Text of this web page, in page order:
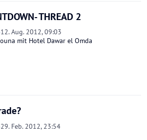
THREAD 2
12. Aug. 2012, 09:03
mit Hotel Dawar el Omda
29. Feb. 2012, 23:54